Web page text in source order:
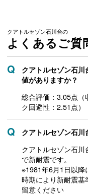
クアトルセゾン石川台の
よくあるご質
クアトルセゾン石
値がありますか？
総合評価：3.05点
ク回避性：2.51点）
クアトルセゾン石川
クアトルセゾン石
で新耐震です。
※1981年6月1日以降
時期により新耐震
留意ください